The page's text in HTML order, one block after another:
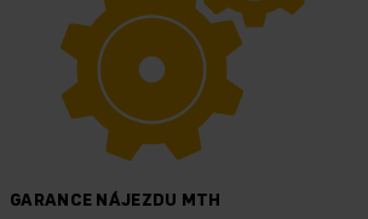
GARANCE NÁJEZDU MTH